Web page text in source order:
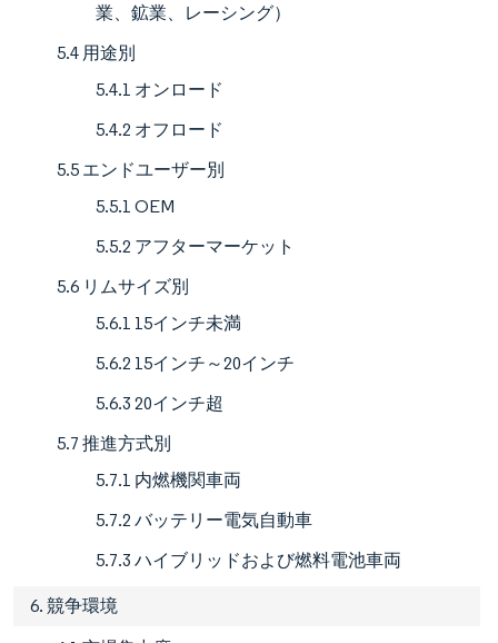
業、鉱業、レーシング）
5.4 用途別
5.4.1 オンロード
5.4.2 オフロード
5.5 エンドユーザー別
5.5.1 OEM
5.5.2 アフターマーケット
5.6 リムサイズ別
5.6.1 15インチ未満
5.6.2 15インチ～20インチ
5.6.3 20インチ超
5.7 推進方式別
5.7.1 内燃機関車両
5.7.2 バッテリー電気自動車
5.7.3 ハイブリッドおよび燃料電池車両
6. 競争環境